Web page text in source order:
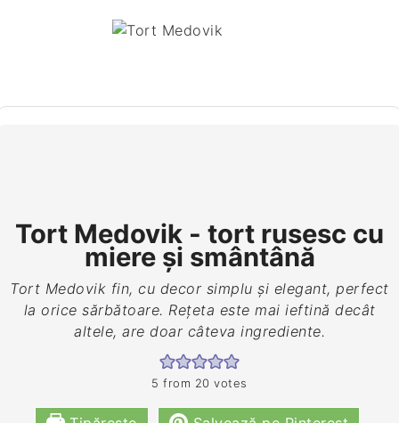
Tort Medovik - tort rusesc cu
miere și smântână
Tort Medovik fin, cu decor simplu și elegant, perfect
la orice sărbătoare. Rețeta este mai ieftină decât
altele, are doar câteva ingrediente.
5 from 20 votes